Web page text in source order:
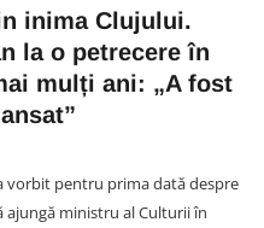
inima Clujului.
la o petrecere în
mulți ani: „A fost
vorbit pentru prima dată despre
ajungă ministru al Culturii în